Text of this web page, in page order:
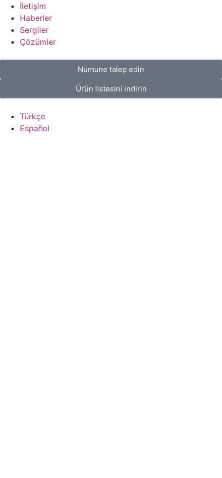
İletişim
Haberler
Sergiler
Çözümler
Numune talep edin
Ürün listesini indirin
Türkçe
Español